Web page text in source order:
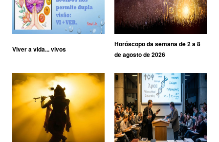
Viver a vida... vivos
Horóscopo da semana de 2 a 8
de agosto de 2026